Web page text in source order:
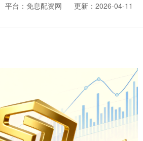
平台：免息配资网
更新：2026-04-11